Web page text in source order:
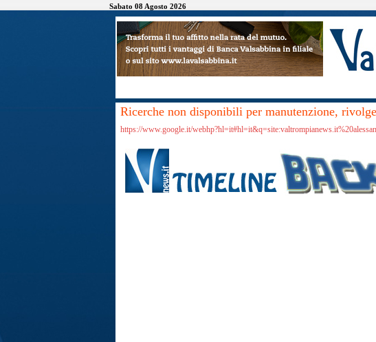
Sabato 08 Agosto 2026
Ricerche non disponibili per manutenzione,
https://www.google.it/